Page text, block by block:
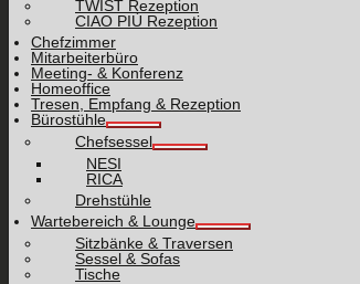
TWIST Rezeption
CIAO PIÙ Rezeption
Chefzimmer
Mitarbeiterbüro
Meeting- & Konferenz
Homeoffice
Tresen, Empfang & Rezeption
Bürostühle
Chefsessel
NESI
RICA
Drehstühle
Wartebereich & Lounge
Sitzbänke & Traversen
Sessel & Sofas
Tische